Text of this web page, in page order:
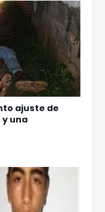
ajuste de
una